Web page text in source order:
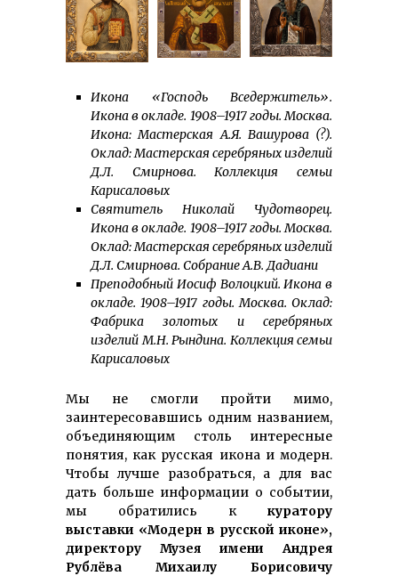
Икона «Господь Вседержитель».
Икона в окладе. 1908–1917 годы. Москва.
Икона: Мастерская А.Я. Вашурова (?).
Оклад: Мастерская серебряных изделий
Д.Л. Смирнова. Коллекция семьи
Карисаловых
Святитель Николай Чудотворец.
Икона в окладе. 1908–1917 годы. Москва.
Оклад: Мастерская серебряных изделий
Д.Л. Смирнова. Собрание А.В. Дадиани
Преподобный Иосиф Волоцкий. Икона в
окладе. 1908–1917 годы. Москва. Оклад:
Фабрика золотых и серебряных
изделий М.Н. Рындина. Коллекция семьи
Карисаловых
Мы не смогли пройти мимо,
заинтересовавшись одним названием,
объединяющим столь интересные
понятия, как русская икона и модерн.
Чтобы лучше разобраться, а для вас
дать больше информации о событии,
мы обратились к куратору
выставки «Модерн в русской иконе»,
директору Музея имени Андрея
Рублёва Михаилу Борисовичу